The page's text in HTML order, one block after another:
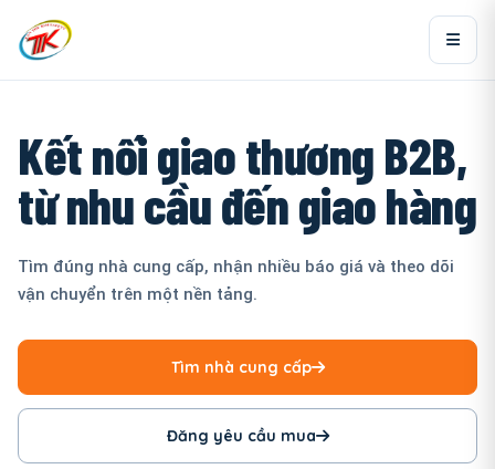
Kết nối giao thương B2B,
từ nhu cầu đến giao hàng
Tìm đúng nhà cung cấp, nhận nhiều báo giá và theo dõi
vận chuyển trên một nền tảng.
Tìm nhà cung cấp
Đăng yêu cầu mua